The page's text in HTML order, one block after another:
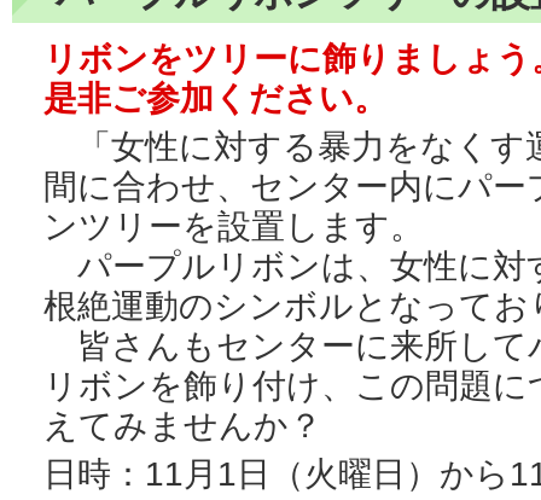
リボンをツリーに飾りましょ
是非ご参加ください。
「女性に対する暴力をなくす
間に合わせ、センター内にパー
ンツリーを設置します。
パープルリボンは、女性に対
根絶運動のシンボルとなってお
皆さんもセンターに来所して
リボンを飾り付け、この問題に
えてみませんか？
日時：11月1日（火曜日）から